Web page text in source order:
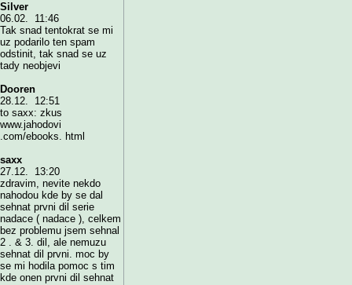
Silver
06.02. 11:46
Tak snad tentokrat se mi
uz podarilo ten spam
odstinit, tak snad se uz
tady neobjevi
Dooren
28.12. 12:51
to saxx: zkus
www.jahodovi
.com/ebooks. html
saxx
27.12. 13:20
zdravim, nevite nekdo
nahodou kde by se dal
sehnat prvni dil serie
nadace ( nadace ), celkem
bez problemu jsem sehnal
2 . & 3. dil, ale nemuzu
sehnat dil prvni. moc by
se mi hodila pomoc s tim
kde onen prvni dil sehnat